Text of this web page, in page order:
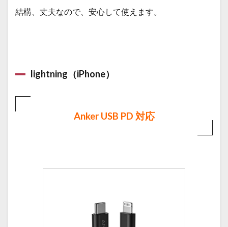
結構、丈夫なので、安心して使えます。
lightning（iPhone）
Anker USB PD 対応